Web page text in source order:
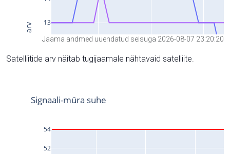
Jaama andmed uuendatud seisuga 2026-08-07 23:20:20
Satelliitide arv näitab tugijaamale nähtavaid satelliite.